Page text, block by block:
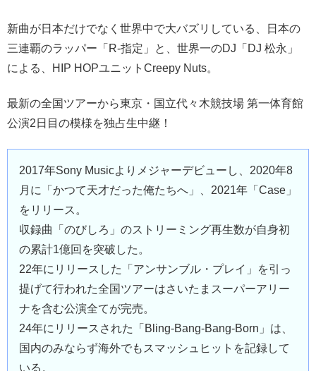
新曲が日本だけでなく世界中で大バズリしている、日本の
三連覇のラッパー「R-指定」と、世界一のDJ「DJ 松永」
による、HIP HOPユニットCreepy Nuts。
最新の全国ツアーから東京・国立代々木競技場 第一体育館
公演2日目の模様を独占生中継！
2017年Sony Musicよりメジャーデビューし、2020年8
月に「かつて天才だった俺たちへ」、2021年「Case」
をリリース。
収録曲「のびしろ」のストリーミング再生数が自身初
の累計1億回を突破した。
22年にリリースした「アンサンブル・プレイ」を引っ
提げて行われた全国ツアーはさいたまスーパーアリー
ナを含む公演全てが完売。
24年にリリースされた「Bling-Bang-Bang-Born」は、
国内のみならず海外でもスマッシュヒットを記録して
いる。